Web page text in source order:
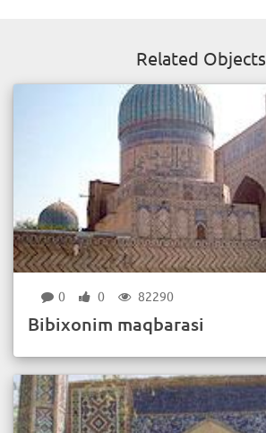
Related Objects
0 0 82290
Bibixonim maqbarasi